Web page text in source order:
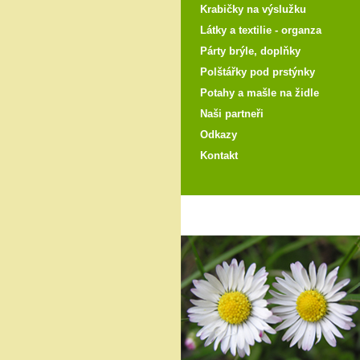
Krabičky na výslužku
Látky a textilie - organza
Párty brýle, doplňky
Polštářky pod prstýnky
Potahy a mašle na židle
Naši partneři
Odkazy
Kontakt